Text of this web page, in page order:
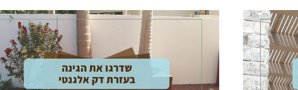
מקצועי. ידע
אותך בצורה
ממליץ
אני דור שני לעסק שפועל למעלה מ
20 שנים, Combar מלווה אותנו ואת
העסק שלנו באהבה והרבה סבלנות.
הנוכחות הדיגיטלית שלנו מרשימה
ומקצועית ברמות.
חברה מדהימה עם
מענה מהיר ורציני
ובקיצור מקצוענים
בחום !!!